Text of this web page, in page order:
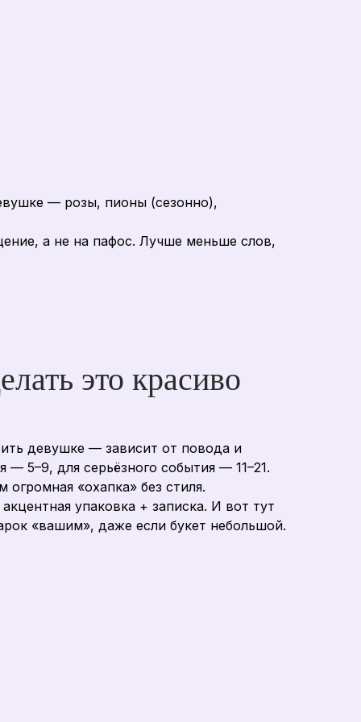
— розы, пионы (сезонно),
а не на пафос. Лучше меньше слов,
это красиво
девушке — зависит от повода и
5–9, для серьёзного события — 11–21.
«охапка» без стиля.
упаковка + записка. И вот тут
«вашим», даже если букет небольшой.